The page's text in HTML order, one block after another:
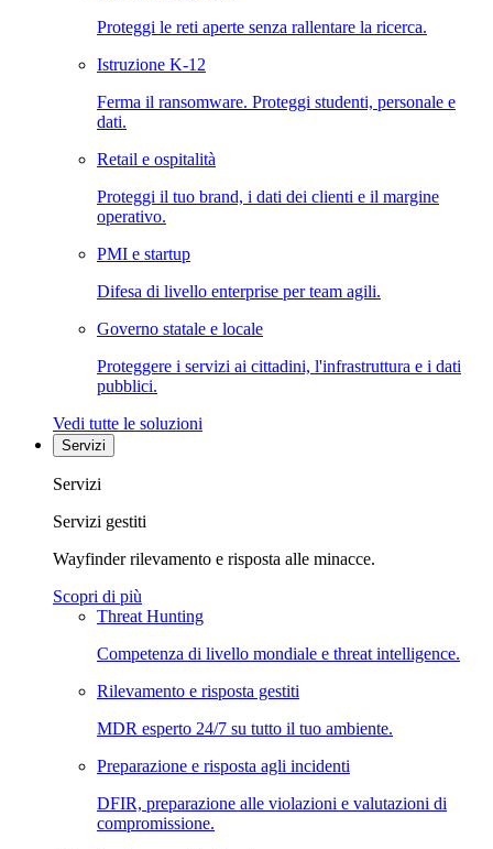
Proteggi le reti aperte senza rallentare la ricerca.
Istruzione K-12
Ferma il ransomware. Proteggi studenti, personale e
dati.
Retail e ospitalità
Proteggi il tuo brand, i dati dei clienti e il margine
operativo.
PMI e startup
Difesa di livello enterprise per team agili.
Governo statale e locale
Proteggere i servizi ai cittadini, l'infrastruttura e i dati
pubblici.
Vedi tutte le soluzioni
Servizi
Servizi
Servizi gestiti
Wayfinder rilevamento e risposta alle minacce.
Scopri di più
Threat Hunting
Competenza di livello mondiale e threat intelligence.
Rilevamento e risposta gestiti
MDR esperto 24/7 su tutto il tuo ambiente.
Preparazione e risposta agli incidenti
DFIR, preparazione alle violazioni e valutazioni di
compromissione.